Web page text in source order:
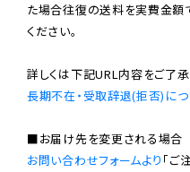
た場合往復の送料を実費金額
ください。
長期不在・受取辞退(拒否)につ
お問い合わせフォームより 「ご